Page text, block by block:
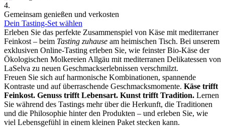
4.
Gemeinsam genießen und verkosten
Dein Tasting-Set wählen
Erleben Sie das perfekte Zusammenspiel von Käse mit mediterraner
Feinkost – beim Tasting zuhause am heimischen Tisch. Bei unserem
exklusiven Online-Tasting erleben Sie, wie feinster Bio-Käse der
Ökologischen Molkereien Allgäu mit mediterranen Delikatessen von
LaSelva zu neuen Geschmackserlebnissen verschmilzt.
Freuen Sie sich auf harmonische Kombinationen, spannende
Kontraste und auf überraschende Geschmacksmomente. Käse trifft
Feinkost. Genuss trifft Lebensart. Kunst trifft Tradition. Lernen
Sie während des Tastings mehr über die Herkunft, die Traditionen
und die Philosophie hinter den Produkten – und erleben Sie, wie
viel Lebensgefühl in einem kleinen Paket stecken kann.